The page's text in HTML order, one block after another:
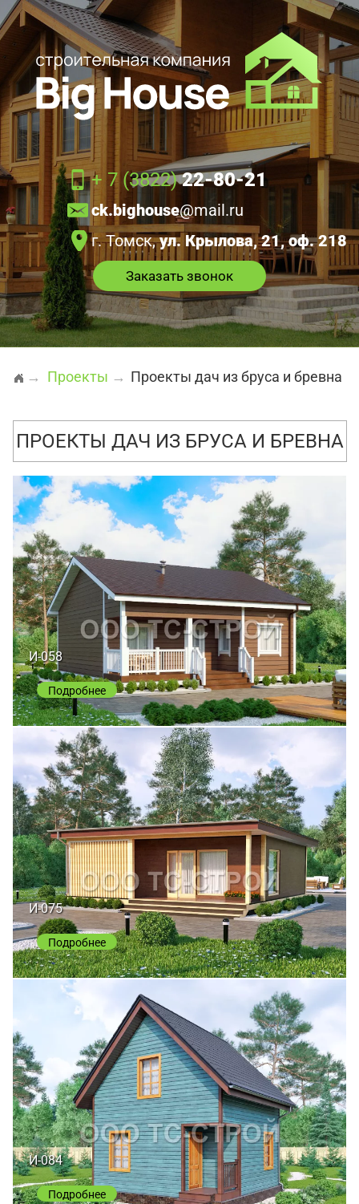
+ 7 (3822)22-80-21
ck.bighouse@mail.ru
г. Томск,ул. Крылова, 21, оф. 218
Заказать звонок
→ Проекты → Проекты дач из бруса и бревна
ПРОЕКТЫ ДАЧ ИЗ БРУСА И БРЕВНА
И-058
Подробнее
И-075
Подробнее
И-084
Подробнее